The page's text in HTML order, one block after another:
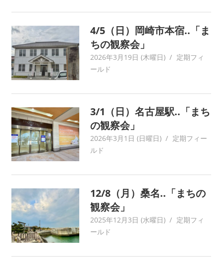
録・
採
集
す
る
活
続
け
て
い
ま
学
を
は
じ
4/5（日）岡崎市本宿..「ま
ちの観察会」
2026年3月19日 (木曜日) yagaiken
定期フィ
ールド
3/1（日）名古屋駅..「まち
の観察会」
2026年3月1日 (日曜日) yagaiken
定期フィー
ルド
12/8（月）桑名..「まちの
観察会」
2025年12月3日 (水曜日) yagaiken
定期フィ
ールド